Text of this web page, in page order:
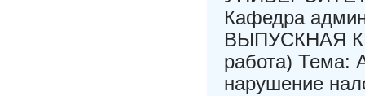
Кафедра
ВЫПУСКНАЯ
работа) Тема:
нарушение